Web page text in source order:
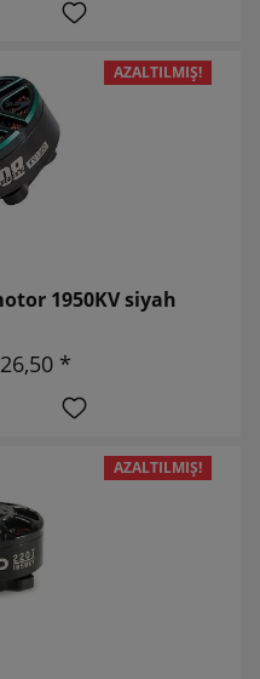
AZALTILMIŞ!
1950KV siyah
*
AZALTILMIŞ!